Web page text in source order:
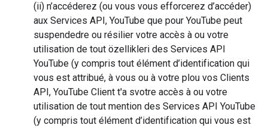
(ii) n’accéderez (ou vous vous efforcerez d’accéder)
aux Services API, YouTube que pour YouTube peut
suspendedre ou résilier votre accès à ou votre
utilisation de tout özellikleri des Services API
YouTube (y compris tout élément d’identification qui
vous est attribué, à vous ou à votre plou vos Clients
API, YouTube Client t'a svotre accès à ou votre
utilisation de tout mention des Services API YouTube
(y compris tout élément d’identification qui vous est